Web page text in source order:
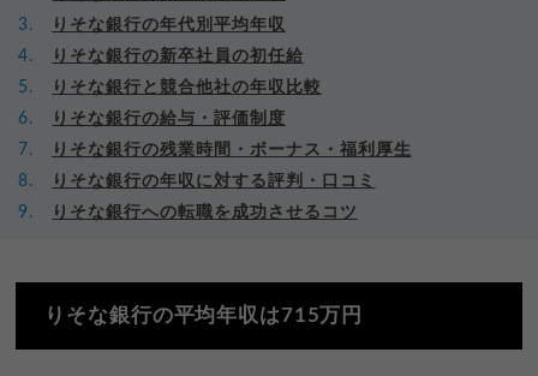
りそな銀行の年代別平均年収
りそな銀行の新卒社員の初任給
りそな銀行と競合他社の年収比較
りそな銀行の給与・評価制度
りそな銀行の残業時間・ボーナス・福利厚生
りそな銀行の年収に対する評判・口コミ
りそな銀行への転職を成功させるコツ
りそな銀行の平均年収は715万円